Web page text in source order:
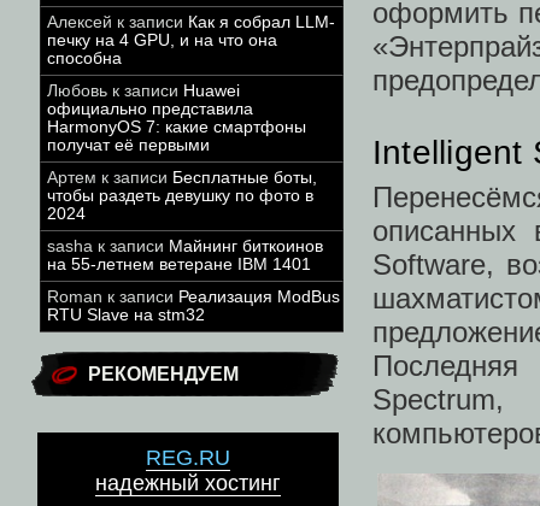
Алексей к записи Как я собрал LLM-
печку на 4 GPU, и на что она
способна
Любовь к записи Huawei
официально представила
HarmonyOS 7: какие смартфоны
получат её первыми
Артем к записи Бесплатные боты,
чтобы раздеть девушку по фото в
2024
sasha к записи Майнинг биткоинов
на 55-летнем ветеране IBM 1401
Roman к записи Реализация ModBus
RTU Slave на stm32
РЕКОМЕНДУЕМ
REG.RU
надежный хостинг
оформить
Intelligent
описанных
Software,